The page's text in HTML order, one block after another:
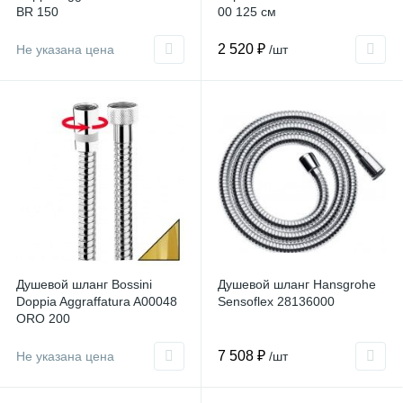
BR 150
Не указана цена
00 125 см
2 520 ₽ /шт
Душевой шланг Bossini
Doppia Aggraffatura A00048
ORO 200
Не указана цена
Душевой шланг Hansgrohe
Sensoflex 28136000
7 508 ₽ /шт